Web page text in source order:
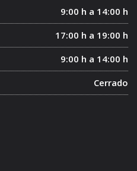
9:00 h a 14:00 h
17:00 h a 19:00 h
9:00 h a 14:00 h
Cerrado